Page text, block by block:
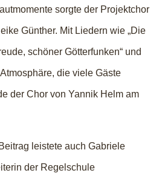
sorgte der Projektchor
Günther. Mit Liedern wie „Die
schöner Götterfunken“ und
die viele Gäste
der Chor von Yannik Helm am
leistete auch Gabriele
der Regelschule